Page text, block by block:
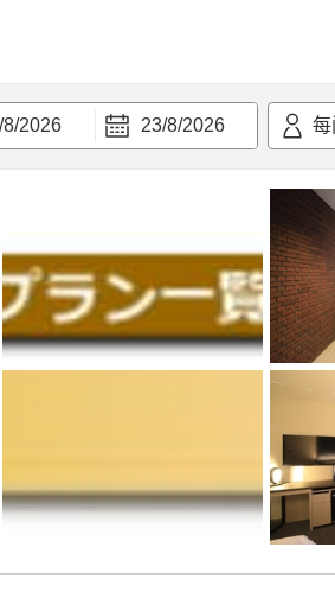
8/2026 23/8/2026 每